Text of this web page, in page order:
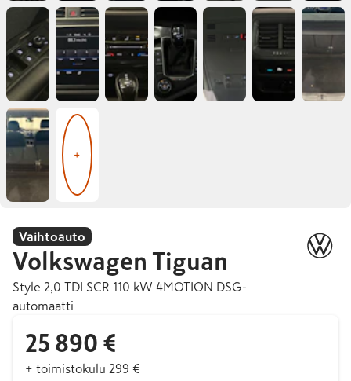
+
Vaihtoauto
Volkswagen Tiguan
Style 2,0 TDI SCR 110 kW 4MOTION DSG-
automaatti
25 890 €
+ toimistokulu 299 €